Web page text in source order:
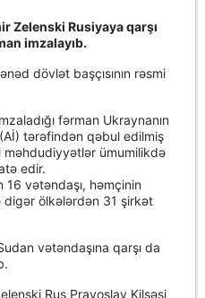
Zelenski Rusiyaya qarşı
imzalayıb.
dövlət başçısının rəsmi
fərman Ukraynanın
tərəfindən qəbul edilmiş
məhdudiyyətlər ümumilikdə
edir.
16 vətəndaşı, həmçinin
digər ölkələrdən 31 şirkət
vətəndaşına qarşı da
Rus Pravoslav Kilsəsi